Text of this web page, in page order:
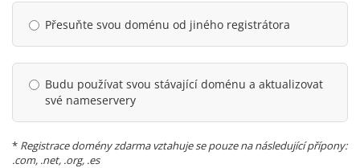
Přesuňte svou doménu od jiného registrátora
Budu používat svou stávající doménu a aktualizovat
své nameservery
* Registrace domény zdarma vztahuje se pouze na následující přípony:
.com, .net, .org, .es